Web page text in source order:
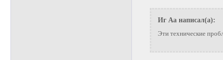
Иг Аа написал(а):
Эти технические